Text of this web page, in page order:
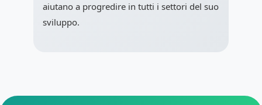
aiutano a progredire in tutti i settori del suo
sviluppo.